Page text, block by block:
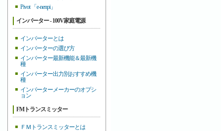
Pivot 「e-nenpi」
インバーター - 100V家庭電源
インバーターとは
インバーターの選び方
インバーター最新機能＆最新機
種
インバーター出力別おすすめ機
種
インバーターメーカーのオプシ
ョン
FMトランスミッター
ＦＭトランスミッターとは